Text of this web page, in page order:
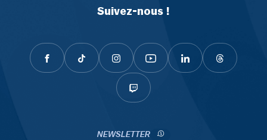
Suivez-nous !
NEWSLETTER